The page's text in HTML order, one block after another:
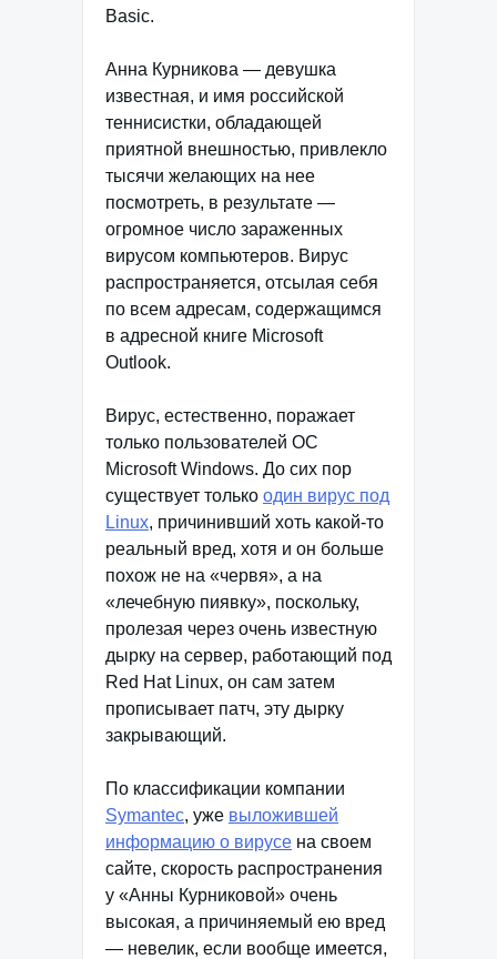
Basic.
Анна Курникова — девушка
известная, и имя российской
теннисистки, обладающей
приятной внешностью, привлекло
тысячи желающих на нее
посмотреть, в результате —
огромное число зараженных
вирусом компьютеров. Вирус
распространяется, отсылая себя
по всем адресам, содержащимся
в адресной книге Microsoft
Outlook.
Вирус, естественно, поражает
только пользователей ОС
Microsoft Windows. До сих пор
существует только один вирус под
Linux, причинивший хоть какой-то
реальный вред, хотя и он больше
похож не на «червя», а на
«лечебную пиявку», поскольку,
пролезая через очень известную
дырку на сервер, работающий под
Red Hat Linux, он сам затем
прописывает патч, эту дырку
закрывающий.
По классификации компании
Symantec, уже выложившей
информацию о вирусе на своем
сайте, скорость распространения
у «Анны Курниковой» очень
высокая, а причиняемый ею вред
— невелик, если вообще имеется,